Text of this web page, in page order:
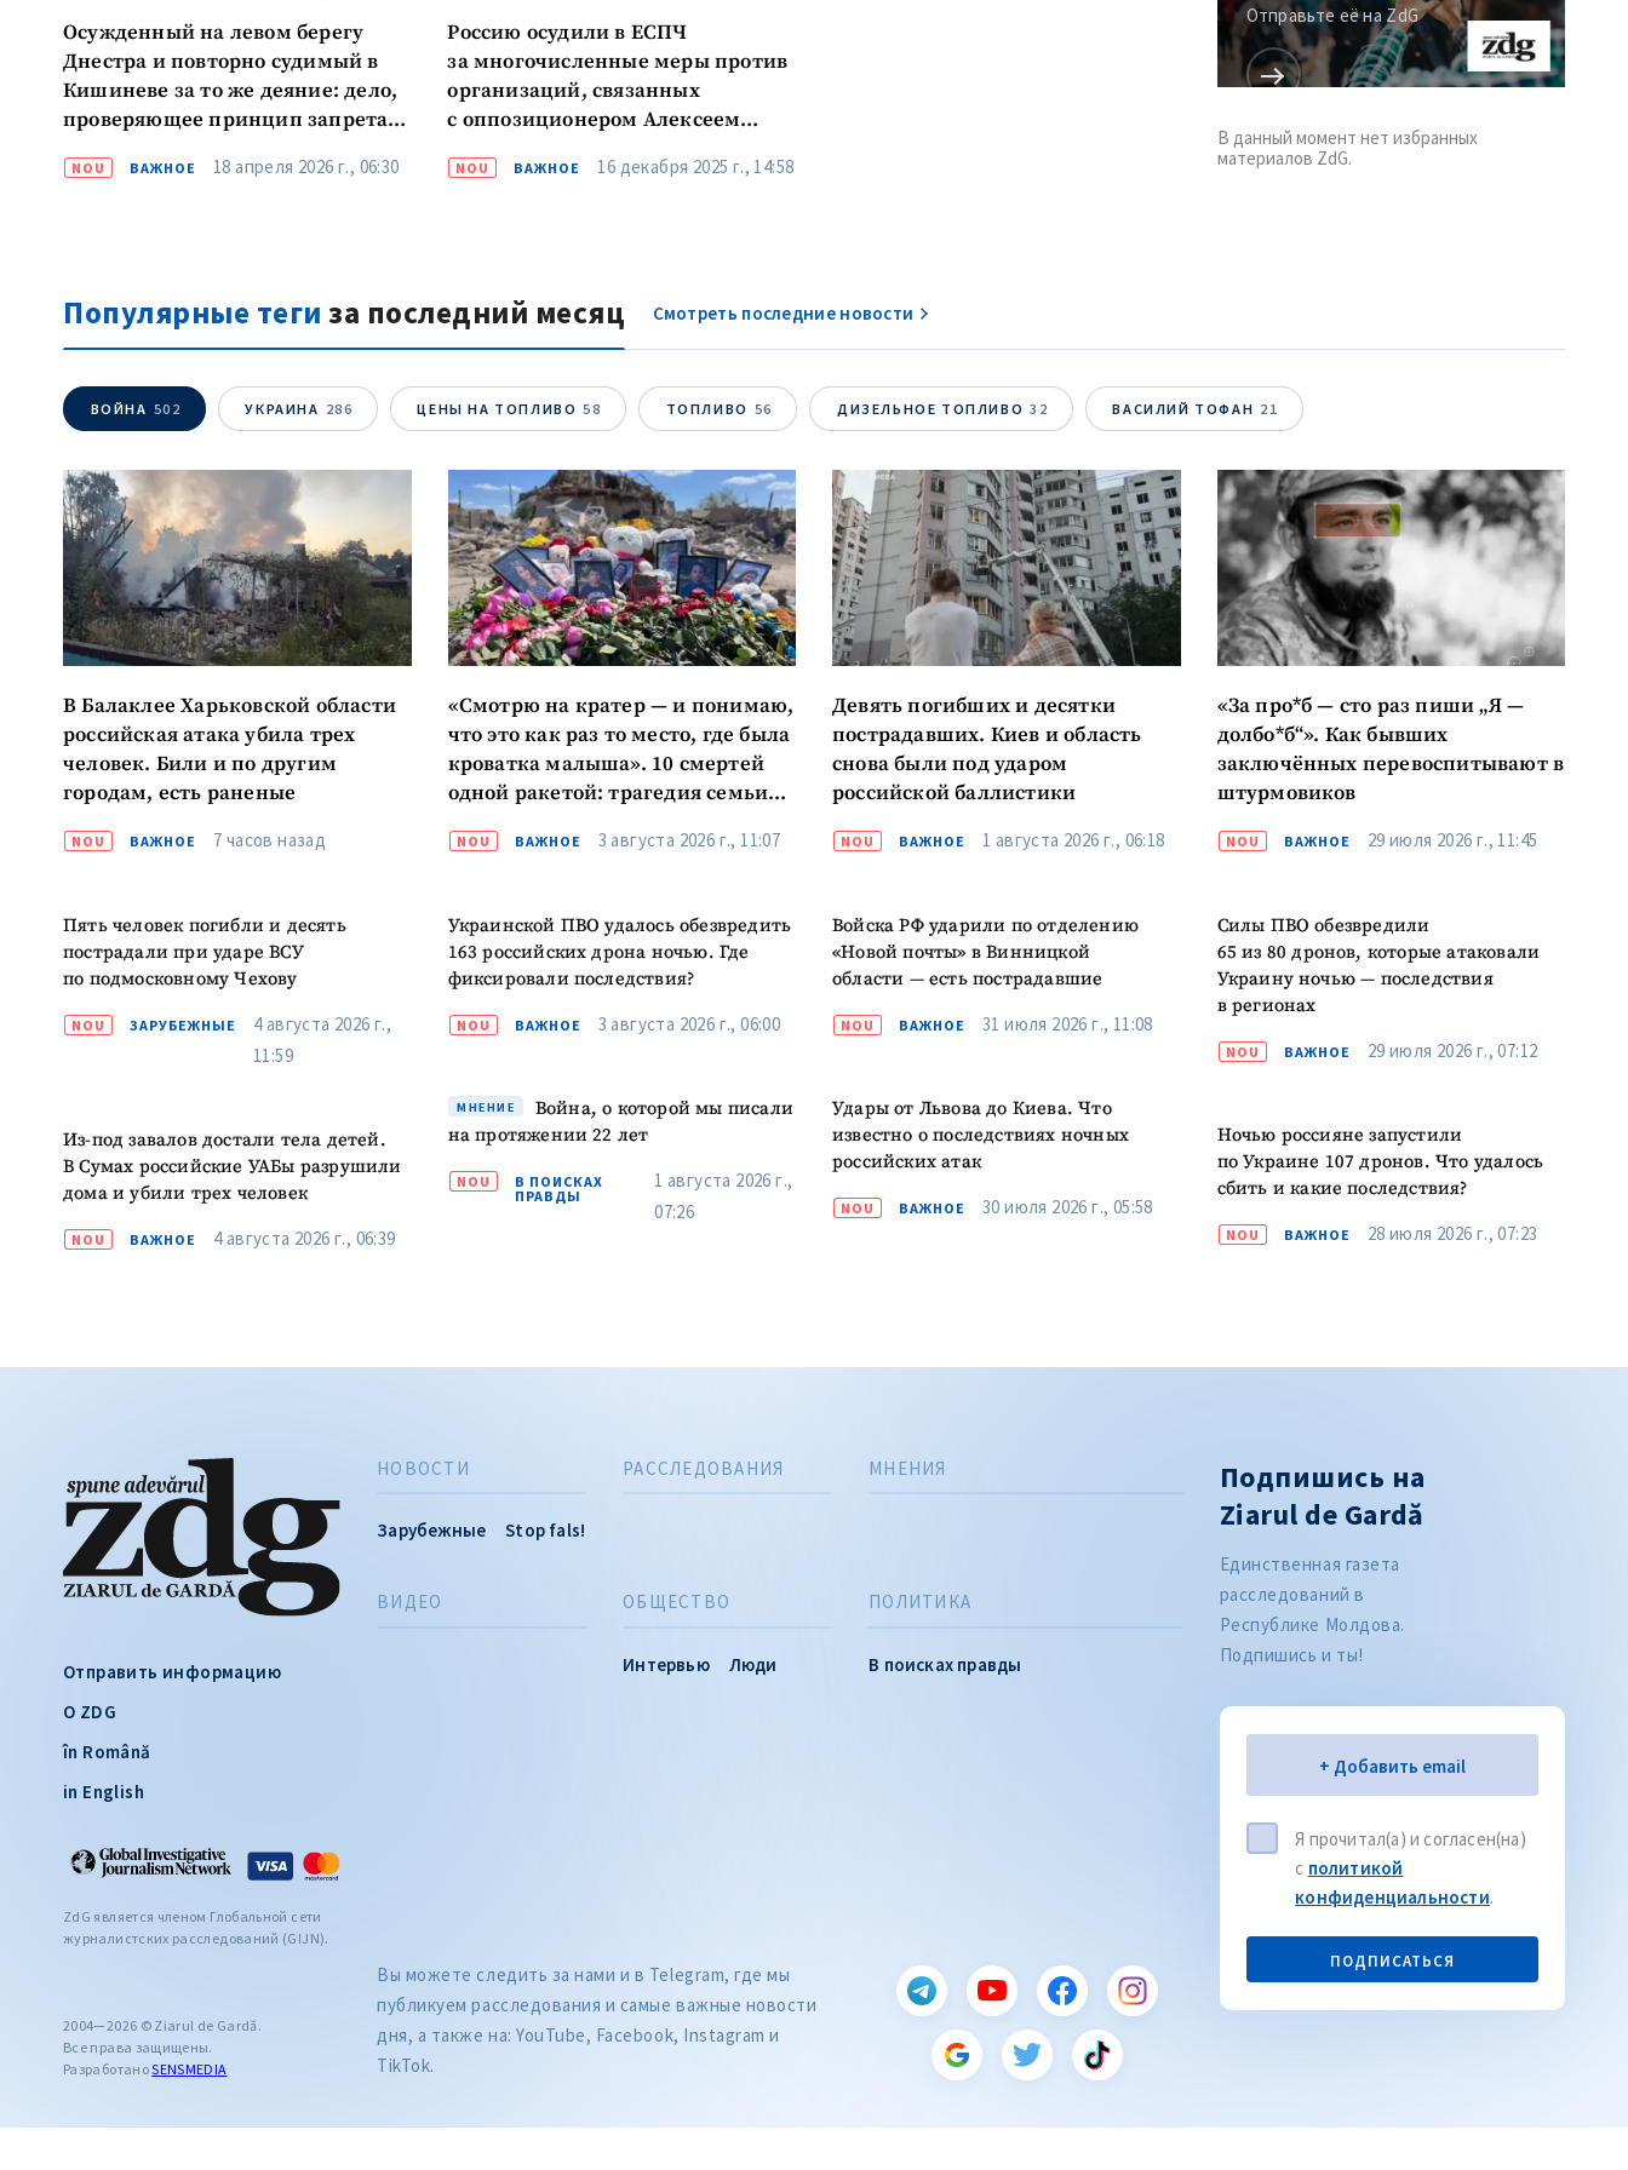
Осужденный на левом берегу
Днестра и повторно судимый в
Кишиневе за то же деяние: дело,
проверяющее принцип запрета
NOU ВАЖНОЕ 18 апреля 2026 г., 06:30
Россию осудили в ЕСПЧ
за многочисленные меры против
организаций, связанных
с оппозиционером Алексеем
NOU ВАЖНОЕ 16 декабря 2025 г., 14:58
Отправьте её на ZdG
В данный момент нет избранных
материалов ZdG.
Популярные теги за последний месяц Смотреть последние новости
ВОЙНА 502 УКРАИНА 286 ЦЕНЫ НА ТОПЛИВО 58 ТОПЛИВО 56 ДИЗЕЛЬНОЕ ТОПЛИВО 32 ВАСИЛИЙ ТОФАН 21
В Балаклее Харьковской области
российская атака убила трех
человек. Били и по другим
городам, есть раненые
NOU ВАЖНОЕ 7 часов назад
Пять человек погибли и десять
пострадали при ударе ВСУ
по подмосковному Чехову
NOU ЗАРУБЕЖНЫЕ
4 августа 2026 г.,
11:59
Из-под завалов достали тела детей.
В Сумах российские УАБы разрушили
дома и убили трех человек
NOU ВАЖНОЕ 4 августа 2026 г., 06:39
«Смотрю на кратер — и понимаю,
что это как раз то место, где была
кроватка малыша». 10 смертей
одной ракетой: трагедия семьи
NOU ВАЖНОЕ 3 августа 2026 г., 11:07
Украинской ПВО удалось обезвредить
163 российских дрона ночью. Где
фиксировали последствия?
NOU ВАЖНОЕ 3 августа 2026 г., 06:00
МНЕНИЕ
Война, о которой мы писали
на протяжении 22 лет
NOU
В ПОИСКАХ
ПРАВДЫ
1 августа 2026 г.,
07:26
Девять погибших и десятки
пострадавших. Киев и область
снова были под ударом
российской баллистики
NOU ВАЖНОЕ 1 августа 2026 г., 06:18
Войска РФ ударили по отделению
«Новой почты» в Винницкой
области — есть пострадавшие
NOU ВАЖНОЕ 31 июля 2026 г., 11:08
Удары от Львова до Киева. Что
известно о последствиях ночных
российских атак
NOU ВАЖНОЕ 30 июля 2026 г., 05:58
«За про*б — сто раз пиши „Я —
долбо*б“». Как бывших
заключённых перевоспитывают в
штурмовиков
NOU ВАЖНОЕ 29 июля 2026 г., 11:45
Силы ПВО обезвредили
65 из 80 дронов, которые атаковали
Украину ночью — последствия
в регионах
NOU ВАЖНОЕ 29 июля 2026 г., 07:12
Ночью россияне запустили
по Украине 107 дронов. Что удалось
сбить и какие последствия?
NOU ВАЖНОЕ 28 июля 2026 г., 07:23
Отправить информацию
О ZDG
în Română
in English
ZdG является членом Глобальной сети
журналистских расследований (GIJN).
2004—2026 © Ziarul de Gardă.
Все права защищены.
РазработаноSENSMEDIA
НОВОСТИ
Зарубежные Stop fals!
ПОЛИТИКА
В поисках правды
РАССЛЕДОВАНИЯ
ОБЩЕСТВО
Интервью Люди
МНЕНИЯ
ВИДЕО
Подпишись на
Ziarul de Gardă
Единственная газета
расследований в
Республике Молдова.
Подпишись и ты!
Электронная почта
+ Добавить email
Я прочитал(а) и согласен(на)
с политикой
конфиденциальности.
ПОДПИСАТЬСЯ
Вы можете следить за нами и в Telegram, где мы
публикуем расследования и самые важные новости
дня, а также на: YouTube, Facebook, Instagram и
TikTok.
МОЯ НОВОСТЬ
+ Загрузить изображение
Текст новости + Добавить текст новости
КОНТАКТНЫЙ ИСТОЧНИК
Имя + Моё имя
Электронная почта
+ Мой email
Я прочитал(а) и согласен(на) с
политикой конфиденциальности
Citește articolul
CITEȘTE